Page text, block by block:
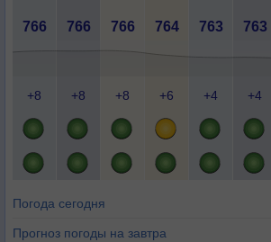
766 766 766 764 763 763
+8 +8 +8 +6 +4 +4
Погода сегодня
Прогноз погоды на завтра